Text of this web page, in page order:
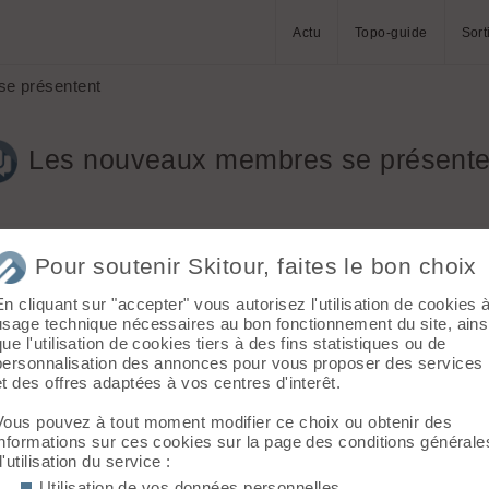
Actu Topo-guide
présentent
Les nouveaux membres se
Aller à
glissé sur les pistes des stations des Pyrénées
ouest qui recoit des houles splendides pour des tubes
Pour soutenir Skitour, faites le bon choix
cliquant sur "accepter" vous autorisez l'utilisation de cookies à
technique nécessaires au bon fonctionnement du site,
l'utilisation de cookies tiers à des fins statistiques ou de
des annonces pour vous proposer des services
des offres adaptées à vos centres d'interêt.
pouvez à tout moment modifier ce choix ou obtenir des
sur ces cookies sur la page des conditions
du service :